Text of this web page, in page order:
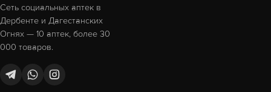
Сеть социальных аптек в
Дербенте и Дагестанских
Огнях — 10 аптек, более 30
000 товаров.